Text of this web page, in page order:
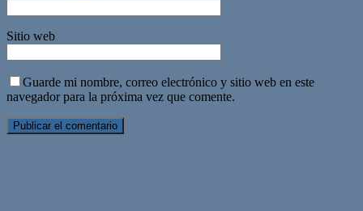
Sitio web
Guarde mi nombre, correo electrónico y sitio web en este
navegador para la próxima vez que comente.